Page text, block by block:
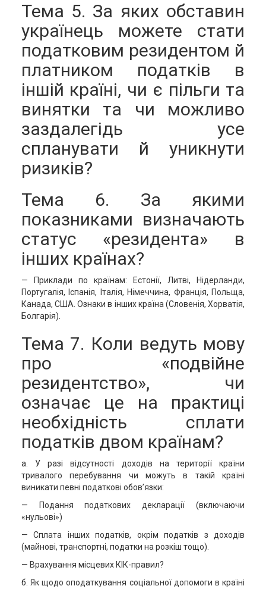
Тема 5. За яких обставин
українець можете стати
податковим резидентом й
платником податків в
іншій країні, чи є пільги та
винятки та чи можливо
заздалегідь усе
спланувати й уникнути
ризиків?
Тема 6. За якими
показниками визначають
статус «резидента» в
інших країнах?
— Приклади по країнам: Естонії, Литві, Нідерланди,
Португалія, Іспанія, Італія, Німеччина, Франція, Польща,
Канада, США. Ознаки в інших країна (Словенія, Хорватія,
Болгарія).
Тема 7. Коли ведуть мову
про «подвійне
резидентство», чи
означає це на практиці
необхідність сплати
податків двом країнам?
а. У разі відсутності доходів на території країни
тривалого перебування чи можуть в такій країні
виникати певні податкові обов’язки:
— Подання податкових декларації (включаючи
«нульові»)
— Сплата інших податків, окрім податків з доходів
(майнові, транспортні, податки на розкіш тощо).
— Врахування місцевих КІК-правил?
б. Як щодо оподаткування соціальної допомоги в країні